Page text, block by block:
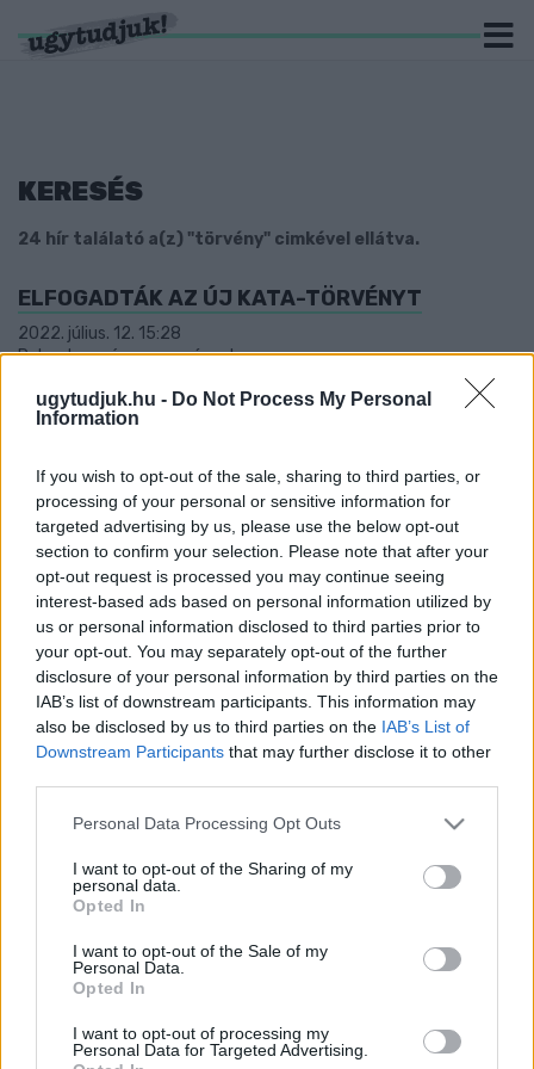
ugytudjuk.hu - Do Not Process My Personal
Information
If you wish to opt-out of the sale, sharing to third parties, or
processing of your personal or sensitive information for
targeted advertising by us, please use the below opt-out
section to confirm your selection. Please note that after your
opt-out request is processed you may continue seeing
interest-based ads based on personal information utilized by
us or personal information disclosed to third parties prior to
your opt-out. You may separately opt-out of the further
disclosure of your personal information by third parties on the
IAB’s list of downstream participants. This information may
also be disclosed by us to third parties on the IAB’s List of
Downstream Participants that may further disclose it to other
Please note that this website/app uses one or more Google
not limited to your visit or usage behaviour. You may click to
grant or deny consent to Google and its third-party tags to
use your data for below specified purposes in below Google
consent section.
Personal Data Processing Opt Outs
I want to opt-out of the Sharing of my
personal data.
Opted In
I want to opt-out of the Sale of my
Personal Data.
Opted In
I want to opt-out of processing my
Personal Data for Targeted Advertising.
KERESÉS
24 hír találató a(z) "törvény" cimkével ellátva.
ELFOGADTÁK AZ ÚJ KATA-TÖRVÉNYT
2022. július. 12. 15:28
Rekordgyanús gyorsasággal.
REAGÁLTAK A HÁZIORVOSOK L. SIMON LÁSZLÓ
KIFAKADÁSÁRA
Szerintük senki nem hibázott, így működik most a rendszer.
VAS MEGYÉBEN VALAKI FELJELENTETTE AZ
OROSZLÁNKIRÁLYT, MERT SZERINTE A
TÖRTÉNET MEGKÉRDŐJELEZI A
HAGYOMÁNYOS NEMI SZEREPEKET
Házmesterország.
JANUÁRTÓL 5 ÉV BÖRTÖN VÁRHAT AZ
ÁLLATKÍNZÓKRA
2021. november. 30. 19:00
Szigorítottak az állatvédelmi szabályokon.
MEGMENEKÜLTÜNK: MÉGSEM KELL
SZAKKÉPESÍTÉS EGY LÁNGOS SÜTÉSÉHEZ
Győzött a józan ész: semmi sem veszélyezteti a sajtos-tejfölös
univerzumunk békéjét.
INKÁBB AZ UTAT FIGYELD!
2021. július. 30. 06:36
foglalkozzon inkább a versenyzéssel, mint a melegellenessé
tett pedofiltörvénnyel.